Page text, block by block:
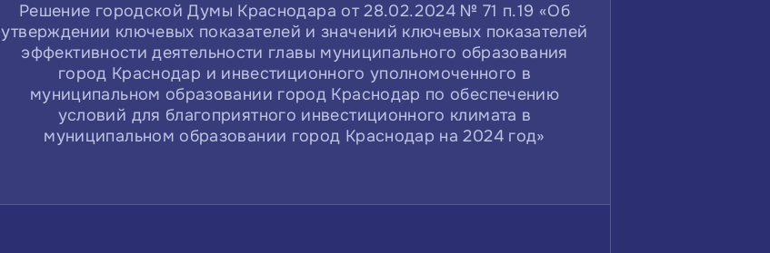
Решение городской Думы Краснодара от 28.02.2024 № 71 п.19 «Об
утверждении ключевых показателей и значений ключевых показателей
эффективности деятельности главы муниципального образования
город Краснодар и инвестиционного уполномоченного в
муниципальном образовании город Краснодар по обеспечению
условий для благоприятного инвестиционного климата в
муниципальном образовании город Краснодар на 2024 год»